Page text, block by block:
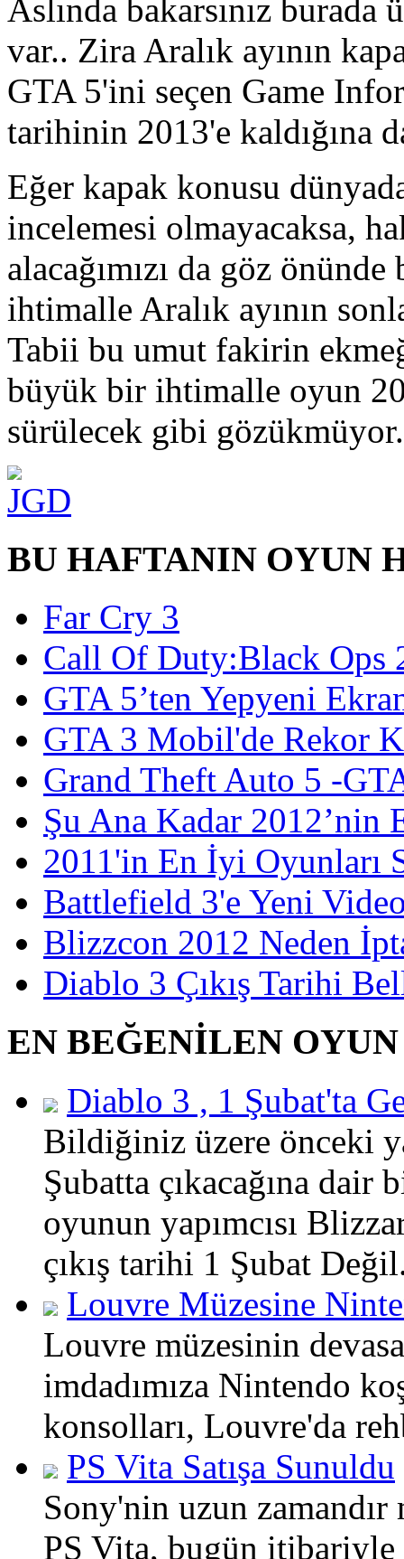
Aslında bakarsınız
var.. Zira Aralık ayının
GTA 5'ini seçen Game
tarihinin 2013'e kaldığına
Eğer kapak konusu
incelemesi olmayacaksa,
alacağımızı da göz
ihtimalle Aralık ayının
Tabii bu umut fakirin
büyük bir ihtimalle oyun
sürülecek gibi gözükmüyor.
BU HAFTANIN OYUN
Far Cry 3
Call Of Duty:Black Ops
GTA 5’ten Yepyeni
GTA 3 Mobil'de Rekor
Grand Theft Auto 5 -
Şu Ana Kadar 2012’nin
2011'in En İyi Oyunları
Battlefield 3'e Yeni
Blizzcon 2012 Neden
Diablo 3 Çıkış Tarihi
EN BEĞENİLEN
Diablo 3 , 1 Şubat'ta
Bildiğiniz üzere önceki
Şubatta çıkacağına
oyunun yapımcısı
çıkış tarihi 1 Şubat
Louvre Müzesine
Louvre müzesinin
imdadımıza Nintendo
konsolları, Louvre'da
PS Vita Satışa Sunuldu
Sony'nin uzun
PS Vita, bugün itibariyle